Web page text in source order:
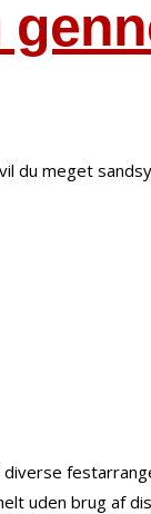
meget
uden brug af